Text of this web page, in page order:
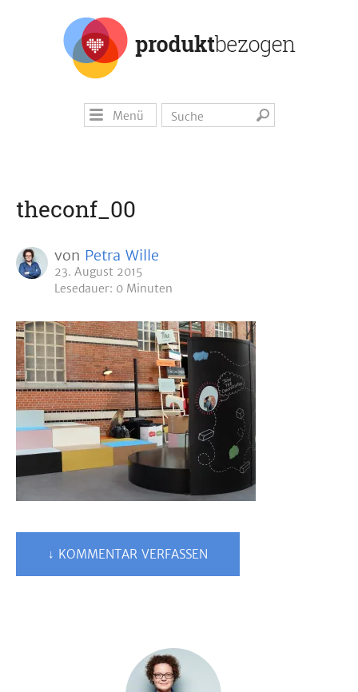
Menü
theconf_00
von Petra Wille
23. August 2015
Lesedauer: 0 Minuten
↓ KOMMENTAR VERFASSEN